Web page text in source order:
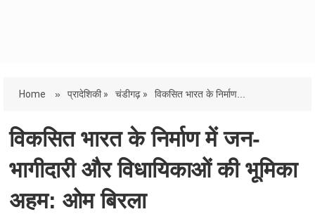
Home » प्रादेशिकी » चंडीगढ़ » विकसित भारत के निर्माण...
विकसित भारत के निर्माण में जन-
भागीदारी और विधायिकाओं की भूमिका
अहम: ओम बिरला